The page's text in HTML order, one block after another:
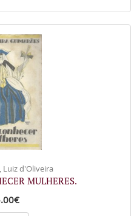
Luiz d'Oliveira
MULHERES.